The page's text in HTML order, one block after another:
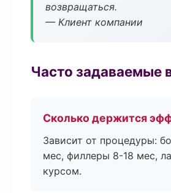
возвращаться.
— Клиент компании
Часто задаваемые
Сколько держится
Зависит от процедуры:
мес, филлеры 8-18 мес,
курсом.